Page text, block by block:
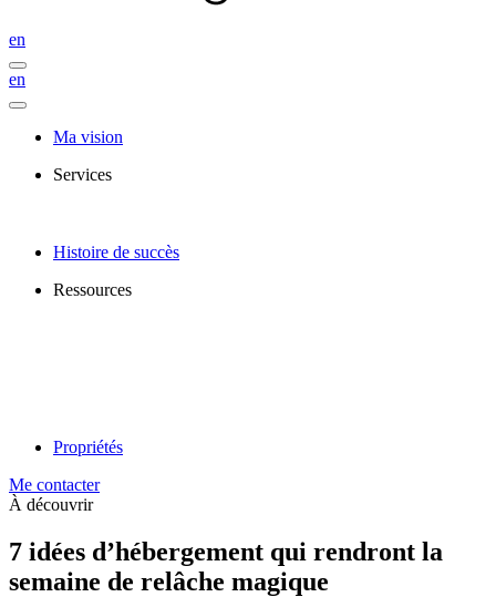
en
en
Ma vision
Services
Histoire de succès
Ressources
Propriétés
Me contacter
À découvrir
7 idées d’hébergement qui rendront la
semaine de relâche magique